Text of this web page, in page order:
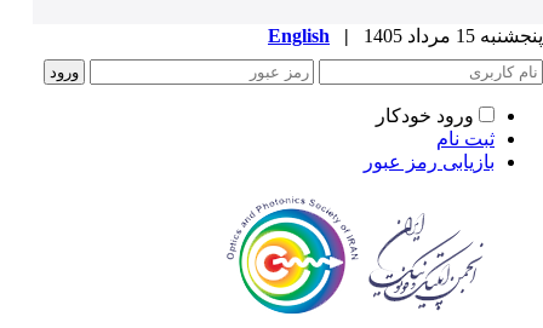
15 مرداد 1405 |
English
ورود خودکار
ثبت نام
بازیابی رمز عبور